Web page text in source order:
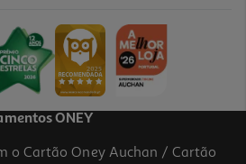
ONEY
o Cartão Oney Auchan / Cartão